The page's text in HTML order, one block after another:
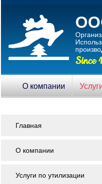
Since
О компании
Главная
О компании
Услуги по утилизации